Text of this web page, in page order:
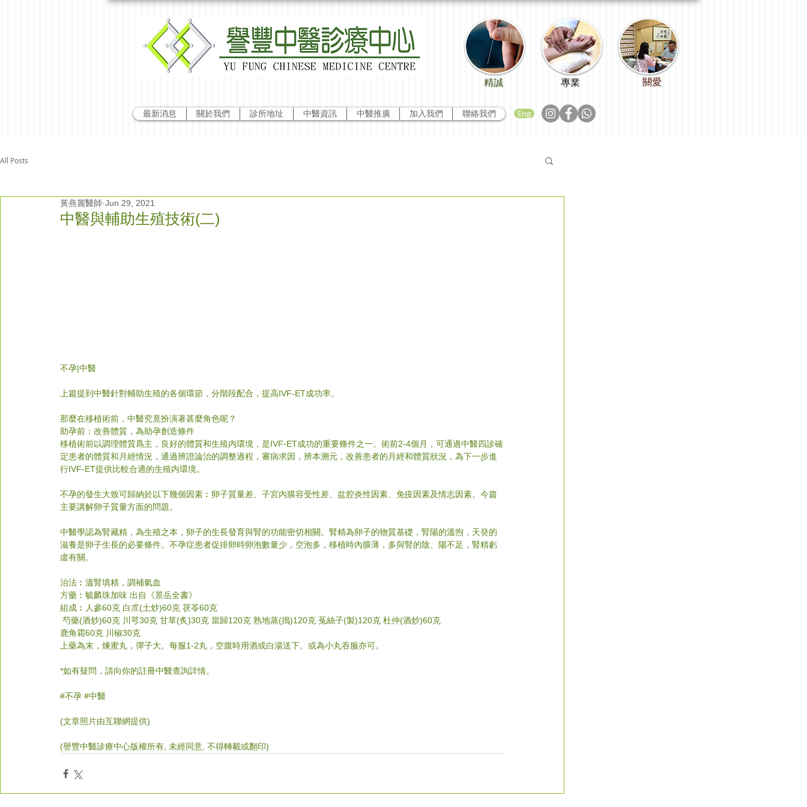
精誠
最新消息 關於我們 診所地址 中醫資訊 中醫推廣 加入我們 聯絡我們 Eng
專業 關愛
All Posts
中醫與輔助生殖技術(二)
黃燕麗醫師 Jun 29, 2021
不孕|中醫
上篇提到中醫針對輔助生殖的各個環節，分階段配合，提高IVF-ET成功率。
那麼在移植術前，中醫究竟扮演著甚麼角色呢？
助孕前：改善體質，為助孕創造條件
移植術前以調理體質爲主，良好的體質和生殖内環境，是IVF-ET成功的重要條件之一。術前2-4個月，可通過中醫四診確
定患者的體質和月經情況，通過辨證論治的調整過程，審病求因，辨本溯元，改善患者的月經和體質狀況，為下一步進
行IVF-ET提供比較合適的生殖内環境。
不孕的發生大致可歸納於以下幾個因素︰卵子質量差、子宮內膜容受性差、盆腔炎性因素、免疫因素及情志因素。今篇
主要講解卵子質量方面的問題。
中醫學認為腎藏精，為生殖之本，卵子的生長發育與腎的功能密切相關。腎精為卵子的物質基礎，腎陽的溫煦，天癸的
滋養是卵子生長的必要條件。不孕症患者促排卵時卵泡數量少，空泡多，移植時內膜薄，多與腎的陰、陽不足，腎精虧
虛有關。
治法︰溫腎填精，調補氣血
方藥︰毓麟珠加味 出自《景岳全書》
組成︰人參60克 白朮(土炒)60克 茯苓60克
芍藥(酒炒)60克 川芎30克 甘草(炙)30克 當歸120克 熟地蒸(搗)120克 菟絲子(製)120克 杜仲(酒炒)60克
鹿角霜60克 川椒30克
上藥為末，煉蜜丸，彈子大。每服1-2丸，空腹時用酒或白湯送下。或為小丸吞服亦可。
*如有疑問，請向你的註冊中醫查詢詳情。
#不孕 #中醫
(文章照片由互聯網提供)
(譽豐中醫診療中心版權所有, 未經同意, 不得轉載或翻印)